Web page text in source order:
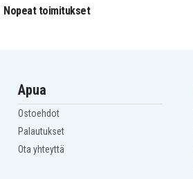
Nopeat toimitukset
Apua
Ostoehdot
Palautukset
Ota yhteyttä